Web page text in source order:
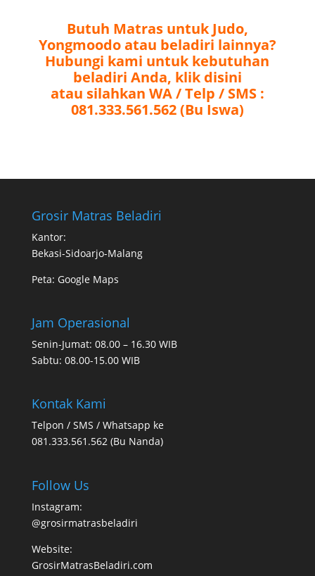
Butuh Matras untuk Judo,
Yongmoodo atau beladiri lainnya?
Hubungi kami untuk kebutuhan
beladiri Anda, klik disini
atau silahkan WA / Telp / SMS :
081.333.561.562 (Bu Iswa)
Grosir Matras Beladiri
Kantor:
Bekasi-Sidoarjo-Malang
Peta: Google Maps
Jam Operasional
Senin-Jumat: 08.00 – 16.30 WIB
Sabtu: 08.00-15.00 WIB
Kontak Kami
Telpon / SMS / Whatsapp ke
081.333.561.562 (Bu Nanda)
Follow Us
Instagram:
@grosirmatrasbeladiri
Website:
GrosirMatrasBeladiri.com